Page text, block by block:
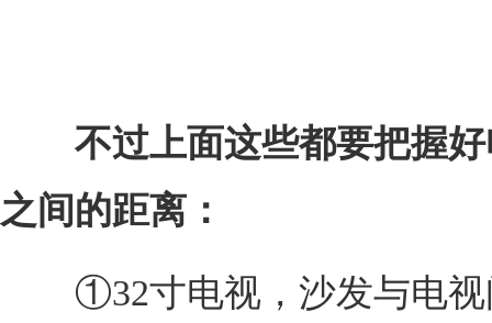
不过上面这些都要把握
之间的距离：
①32寸电视，沙发与电视